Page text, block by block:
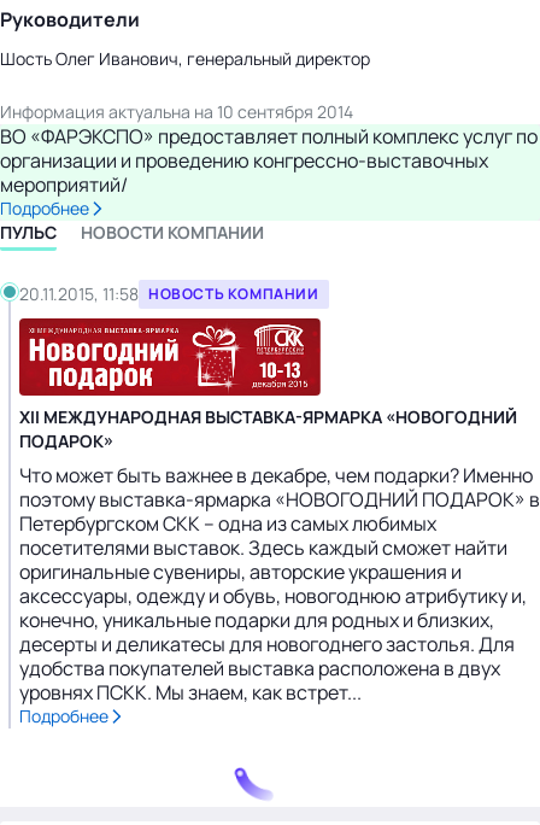
Руководители
Шость Олег Иванович, генеральный директор
Информация актуальна на 10 сентября 2014
ВО «ФАРЭКСПО» предоставляет полный комплекс услуг по
организации и проведению конгрессно-выставочных
мероприятий/
Подробнее
ПУЛЬС
НОВОСТИ КОМПАНИИ
20.11.2015, 11:58 НОВОСТЬ КОМПАНИИ
XII МЕЖДУНАРОДНАЯ ВЫСТАВКА-ЯРМАРКА «НОВОГОДНИЙ
ПОДАРОК»
Что может быть важнее в декабре, чем подарки? Именно
поэтому выставка-ярмарка «НОВОГОДНИЙ ПОДАРОК» в
Петербургском СКК – одна из самых любимых
посетителями выставок. Здесь каждый сможет найти
оригинальные сувениры, авторские украшения и
аксессуары, одежду и обувь, новогоднюю атрибутику и,
конечно, уникальные подарки для родных и близких,
десерты и деликатесы для новогоднего застолья. Для
удобства покупателей выставка расположена в двух
уровнях ПСКК. Мы знаем, как встрет...
Подробнее